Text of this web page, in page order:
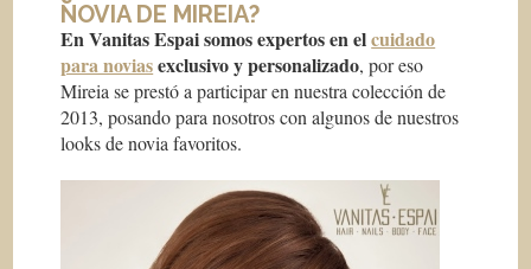
NOVIA DE MIREIA?
En Vanitas Espai somos expertos en elcuidado
para noviasexclusivo y personalizado, por eso
Mireia se prestó a participar en nuestra colección de
2013, posando para nosotros con algunos de nuestros
looks de novia favoritos.